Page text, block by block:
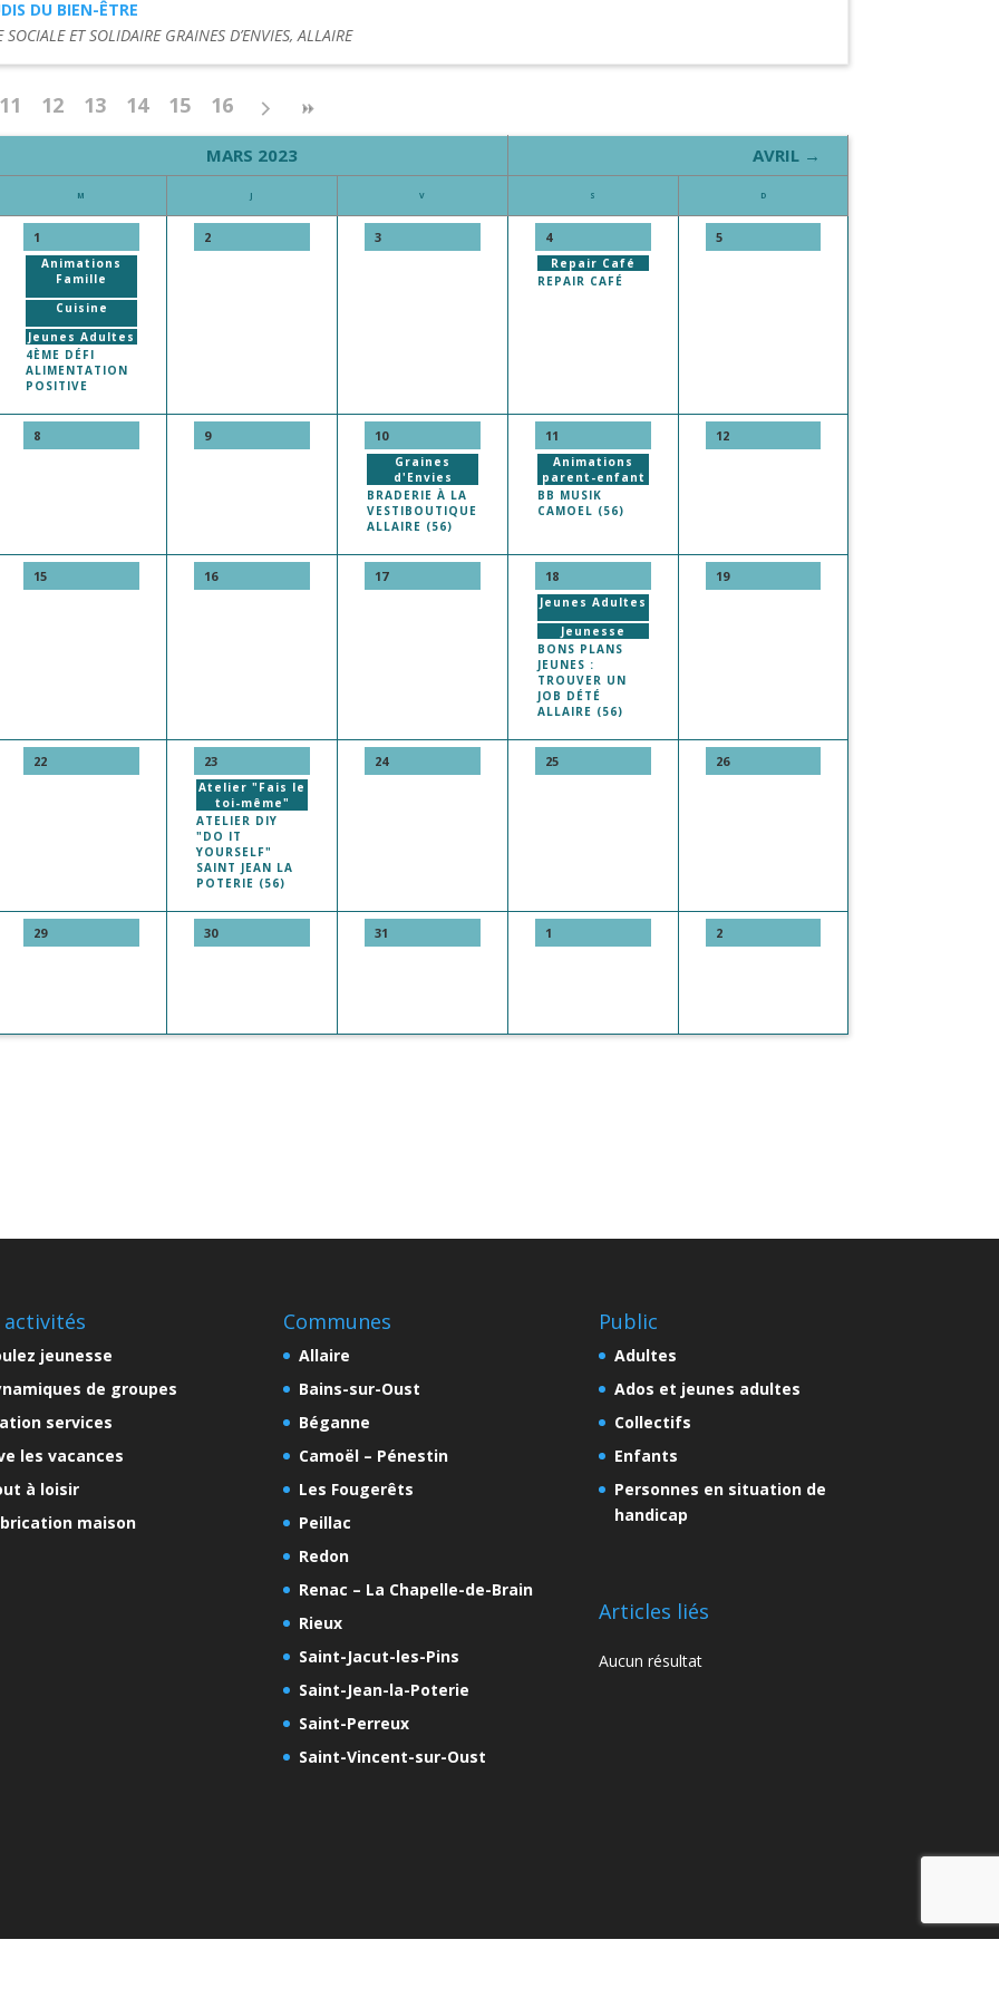
DU BIEN-ÊTRE
SOCIALE ET SOLIDAIRE GRAINES D’ENVIES, ALLAIRE
11 12 13 14 15 16
MARS 2023 AVRIL →
M J V S D
1
Animations
Famille
Cuisine
Jeunes Adultes
4ÈME DÉFI
ALIMENTATION
POSITIVE
2 3 4
Repair Café
REPAIR CAFÉ
5
8 9 10
Graines
d'Envies
BRADERIE À LA
VESTIBOUTIQUE
ALLAIRE (56)
11
Animations
parent-enfant
BB MUSIK
CAMOEL (56)
12
15 16 17 18
Jeunes Adultes
Jeunesse
BONS PLANS
JEUNES :
TROUVER UN
JOB DÉTÉ
ALLAIRE (56)
19
22 23
Atelier "Fais le
toi-même"
ATELIER DIY
"DO IT
YOURSELF"
SAINT JEAN LA
POTERIE (56)
24 25 26
29 30 31 1 2
activités
jeunesse
de groupes
services
les vacances
à loisir
maison
Communes
Allaire
Bains-sur-Oust
Béganne
Camoël – Pénestin
Les Fougerêts
Peillac
Redon
Renac – La Chapelle-de-Brain
Rieux
Saint-Jacut-les-Pins
Saint-Jean-la-Poterie
Saint-Perreux
Saint-Vincent-sur-Oust
Public
Adultes
Ados et jeunes adultes
Collectifs
Enfants
Personnes en situation de
handicap
Articles liés
Aucun résultat